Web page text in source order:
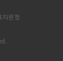
지원청